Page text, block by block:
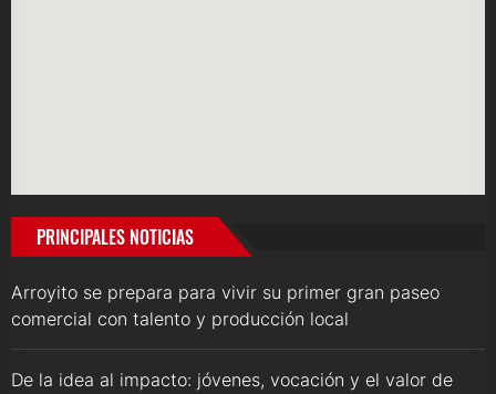
PRINCIPALES NOTICIAS
Arroyito se prepara para vivir su primer gran paseo
comercial con talento y producción local
De la idea al impacto: jóvenes, vocación y el valor de